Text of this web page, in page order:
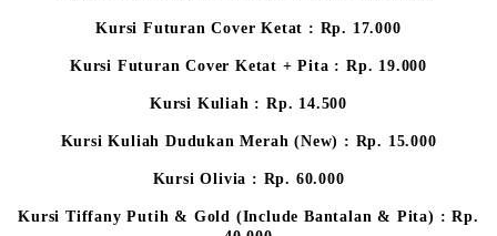
Kursi Futuran Cover Ketat : Rp. 17.000
Kursi Futuran Cover Ketat + Pita : Rp. 19.000
Kursi Kuliah : Rp. 14.500
Kursi Kuliah Dudukan Merah (New) : Rp. 15.000
Kursi Olivia : Rp. 60.000
Kursi Tiffany Putih & Gold (Include Bantalan & Pita) : Rp.